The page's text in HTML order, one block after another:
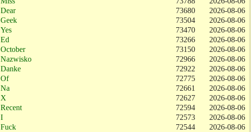
Dear 73680
2026-08-06
Geek 73504
2026-08-06
Yes 73470
2026-08-06
Ed 73266
2026-08-06
October 73150
2026-08-06
Nazwisko 72966
2026-08-06
Danke 72922
2026-08-06
Of 72775
2026-08-06
Na 72661
2026-08-06
X 72627
2026-08-06
Recent 72594
2026-08-06
I 72573
2026-08-06
Fuck 72544
2026-08-06